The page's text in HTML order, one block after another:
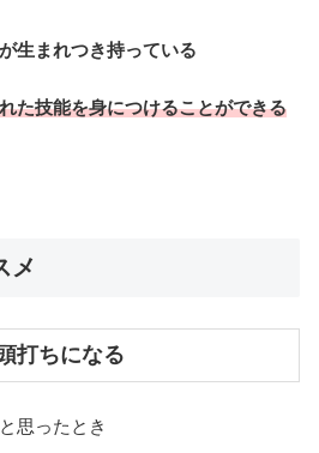
生まれつき持っている
た技能を身につけることができる
メ
打ちになる
思ったとき